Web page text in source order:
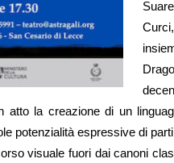
atto la creazione di un
potenzialità espressive di
visuale fuori dai canoni